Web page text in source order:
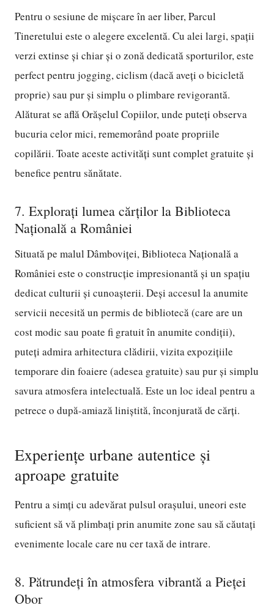
Pentru o sesiune de mișcare în aer liber, Parcul
Tineretului este o alegere excelentă. Cu alei largi, spații
verzi extinse și chiar și o zonă dedicată sporturilor, este
perfect pentru jogging, ciclism (dacă aveți o bicicletă
proprie) sau pur și simplu o plimbare revigorantă.
Alăturat se află Orășelul Copiilor, unde puteți observa
bucuria celor mici, rememorând poate propriile
copilării. Toate aceste activități sunt complet gratuite și
benefice pentru sănătate.
7. Explorați lumea cărților la Biblioteca
Națională a României
Situată pe malul Dâmboviței, Biblioteca Națională a
României este o construcție impresionantă și un spațiu
dedicat culturii și cunoașterii. Deși accesul la anumite
servicii necesită un permis de bibliotecă (care are un
cost modic sau poate fi gratuit în anumite condiții),
puteți admira arhitectura clădirii, vizita expozițiile
temporare din foaiere (adesea gratuite) sau pur și simplu
savura atmosfera intelectuală. Este un loc ideal pentru a
petrece o după-amiază liniștită, înconjurată de cărți.
Experiențe urbane autentice și
aproape gratuite
Pentru a simți cu adevărat pulsul orașului, uneori este
suficient să vă plimbați prin anumite zone sau să căutați
evenimente locale care nu cer taxă de intrare.
8. Pătrundeți în atmosfera vibrantă a Pieței
Obor